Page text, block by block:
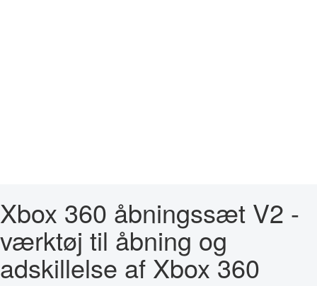
Xbox 360 åbningssæt V2 -
værktøj til åbning og
adskillelse af Xbox 360